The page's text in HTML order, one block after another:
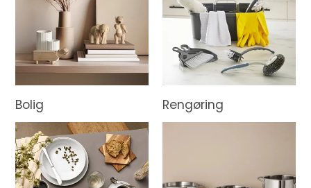
Bolig Rengøring